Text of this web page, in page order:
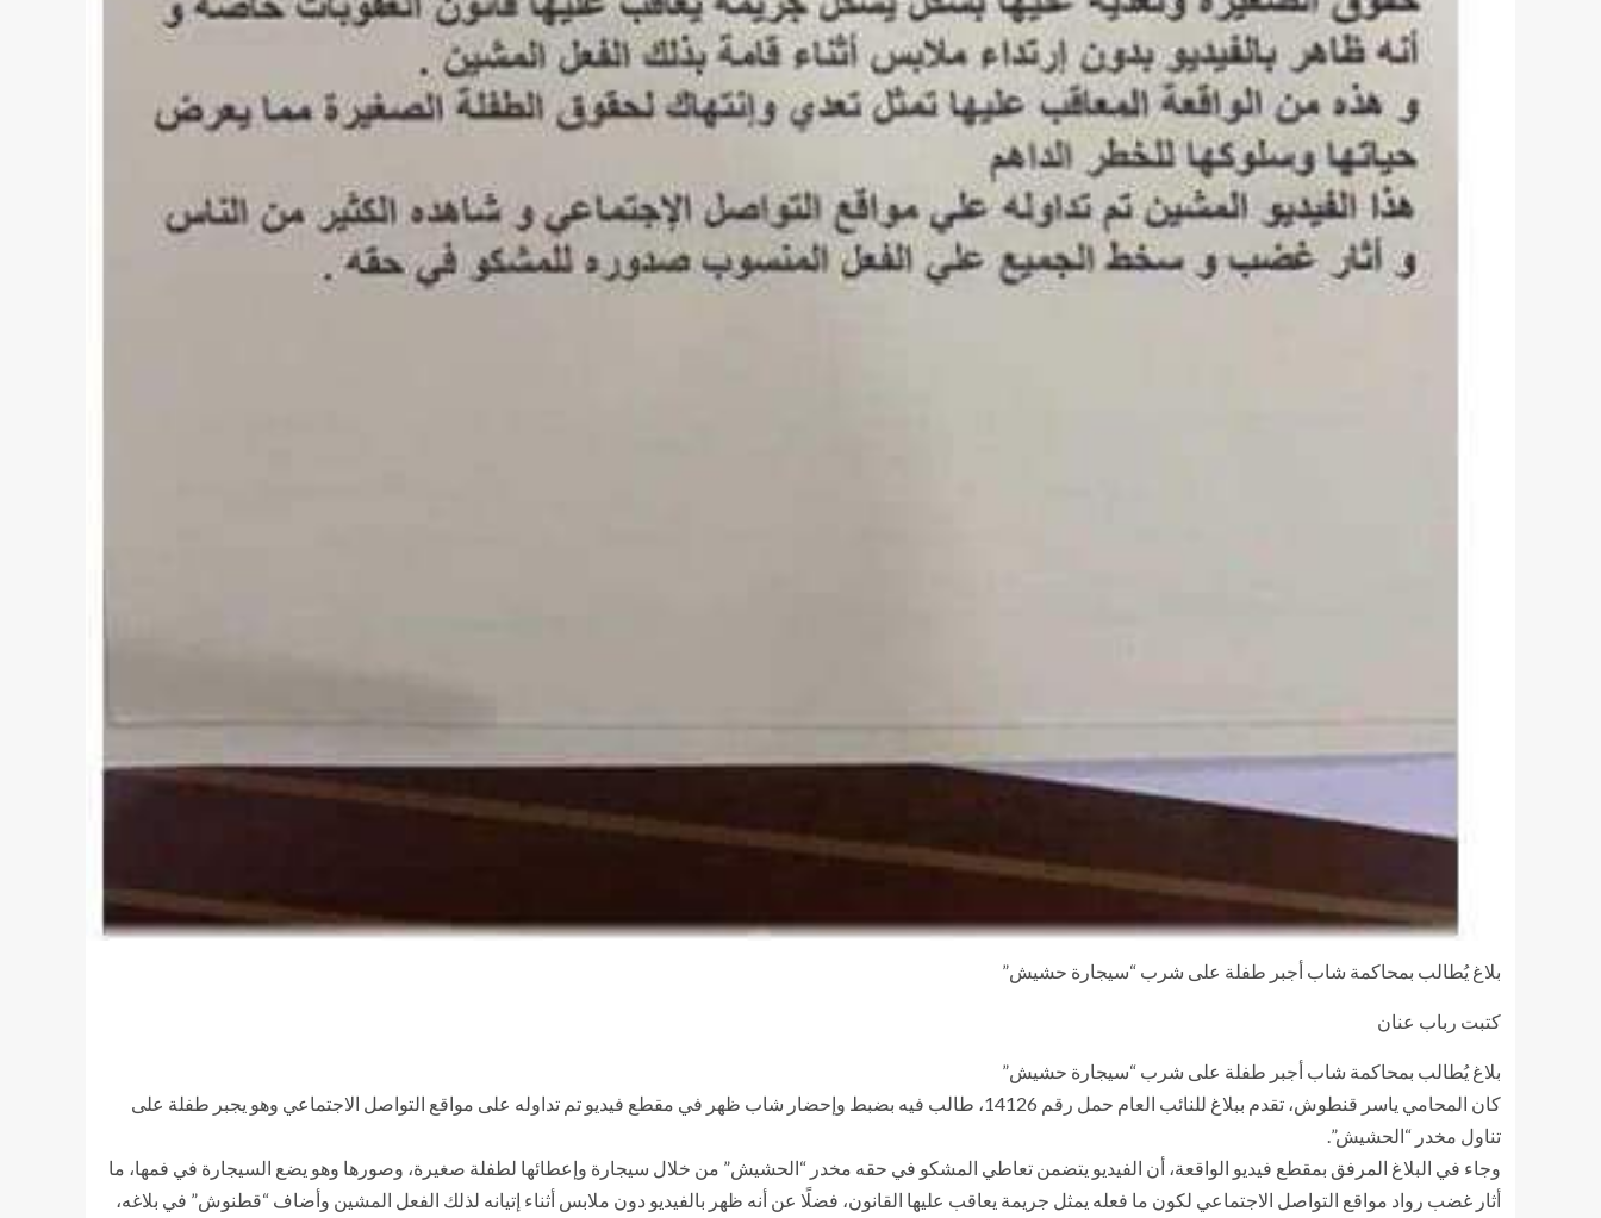
بلاغ يُطالب بمحاكمة شاب أجبر طفلة على شرب “سيجارة حشيش”
كتبت رباب عنان
بلاغ يُطالب بمحاكمة شاب أجبر طفلة على شرب “سيجارة حشيش”
كان المحامي ياسر قنطوش، تقدم ببلاغ للنائب العام حمل رقم 14126، طالب فيه بضبط وإحضار شاب ظهر في مقطع فيديو تم تداوله على مواقع التواصل الاجتماعي وهو يجبر طفلة على
تناول مخدر “الحشيش”.
وجاء في البلاغ المرفق بمقطع فيديو الواقعة، أن الفيديو يتضمن تعاطي المشكو في حقه مخدر “الحشيش” من خلال سيجارة وإعطائها لطفلة صغيرة، وصورها وهو يضع السيجارة في فمها، ما
أثار غضب رواد مواقع التواصل الاجتماعي لكون ما فعله يمثل جريمة يعاقب عليها القانون، فضلًا عن أنه ظهر بالفيديو دون ملابس أثناء إتيانه لذلك الفعل المشين وأضاف “قطنوش” في بلاغه،